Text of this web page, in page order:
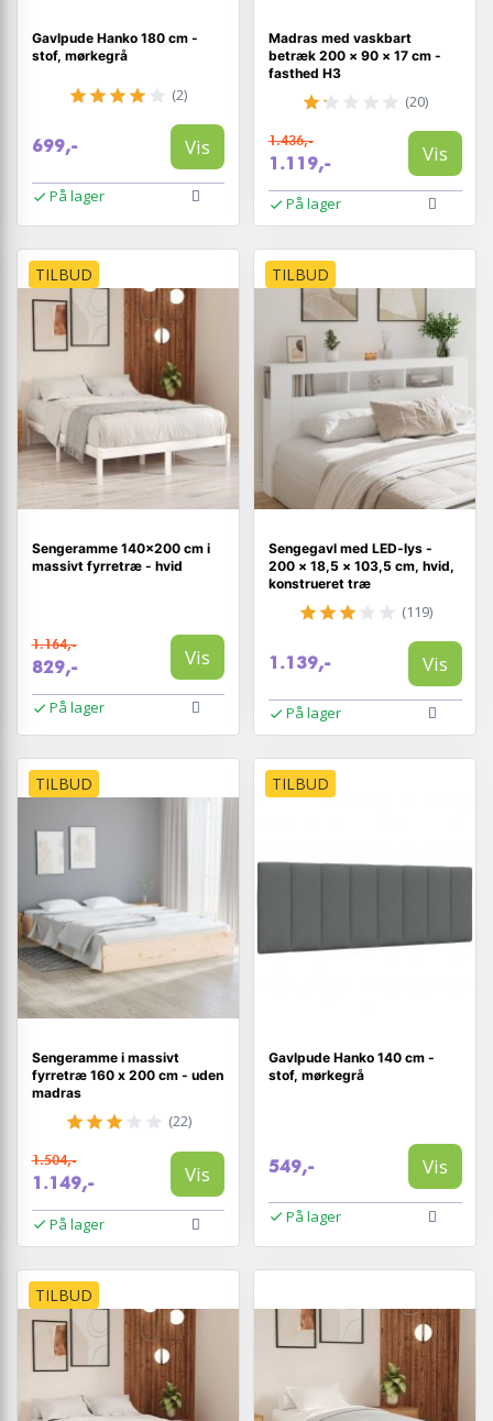
Gavlpude Hanko 180 cm -
stof, mørkegrå
(2)
699,- Vis
På lager
Madras med vaskbart
betræk 200 × 90 × 17 cm -
fasthed H3
(20)
1.436,-
1.119,- Vis
På lager
TILBUD
Sengeramme 140x200 cm i
massivt fyrretræ - hvid
1.164,-
829,- Vis
På lager
TILBUD
Sengegavl med LED-lys -
200 × 18,5 × 103,5 cm, hvid,
konstrueret træ
(119)
1.139,- Vis
På lager
TILBUD
Sengeramme i massivt
fyrretræ 160 x 200 cm - uden
madras
(22)
1.504,-
1.149,- Vis
På lager
TILBUD
Gavlpude Hanko 140 cm -
stof, mørkegrå
549,- Vis
På lager
TILBUD